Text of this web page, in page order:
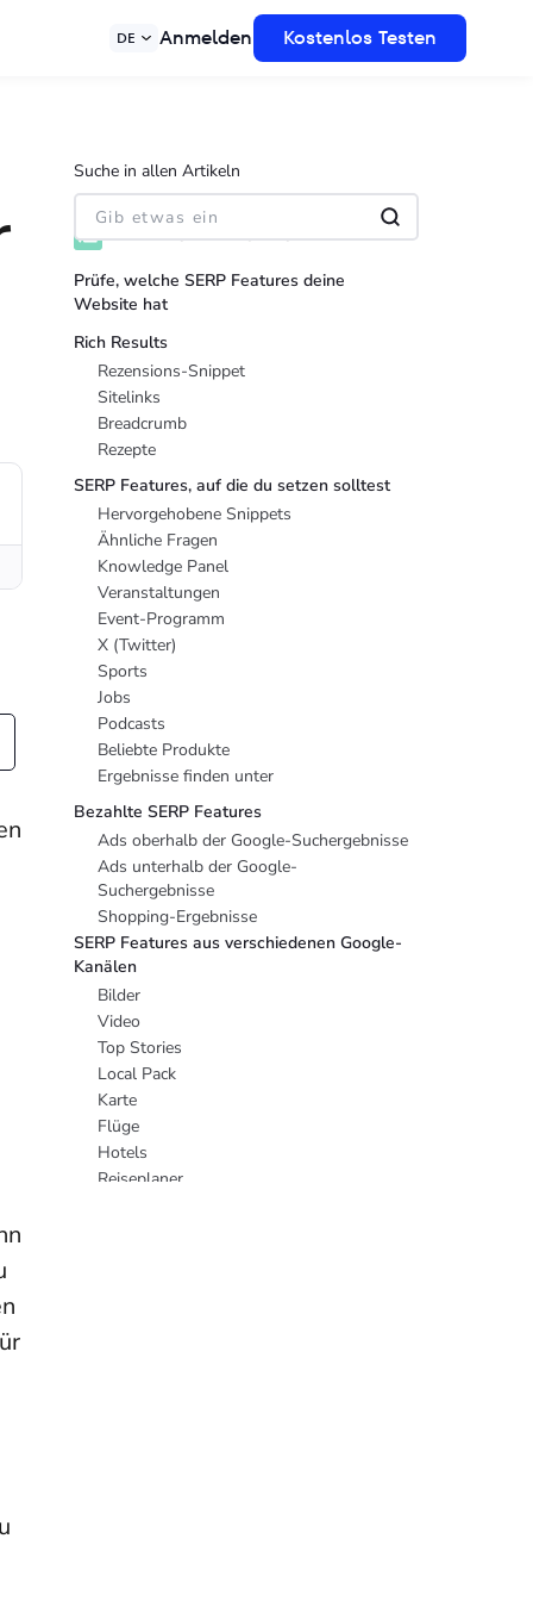
DE Anmelden Kostenlos Testen
Suche in allen Artikeln
INHALTSVERZEICHNIS
Prüfe, welche SERP Features deine
Website hat
Rich Results
Rezensions-Snippet
Sitelinks
Breadcrumb
Rezepte
SERP Features, auf die du setzen solltest
Hervorgehobene Snippets
Ähnliche Fragen
Knowledge Panel
Veranstaltungen
Event-Programm
X (Twitter)
Sports
Jobs
Podcasts
Beliebte Produkte
Ergebnisse finden unter
Bezahlte SERP Features
Ads oberhalb der Google-Suchergebnisse
Ads unterhalb der Google-
Suchergebnisse
Shopping-Ergebnisse
SERP Features aus verschiedenen Google-
Kanälen
Bilder
Video
Top Stories
Local Pack
Karte
Flüge
Hotels
Reiseplaner